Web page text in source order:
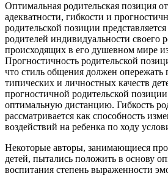
Оптимальная родительская позиция
адекватности, гибкости и
родительской позиции
родителей индивидуальности своего
происходящих в его душевном мире
Прогностичность родительской
что стиль общения должен опережать
типических и личностных качеств
прогностичной родительской
оптимальную дистанцию. Гибкость
рассматривается как способность
воздействий на ребенка по ходу
Некоторые авторы, занимающиеся
детей, пытались положить в основу
воспитания степень выраженности